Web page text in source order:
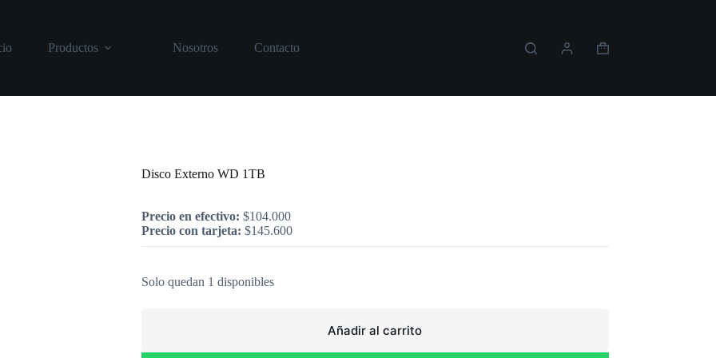
Productos Nosotros Contacto
Carro
Disco Externo WD 1TB
Precio en efectivo: $104.000
Precio con tarjeta: $145.600
Solo quedan 1 disponibles
Añadir al carrito